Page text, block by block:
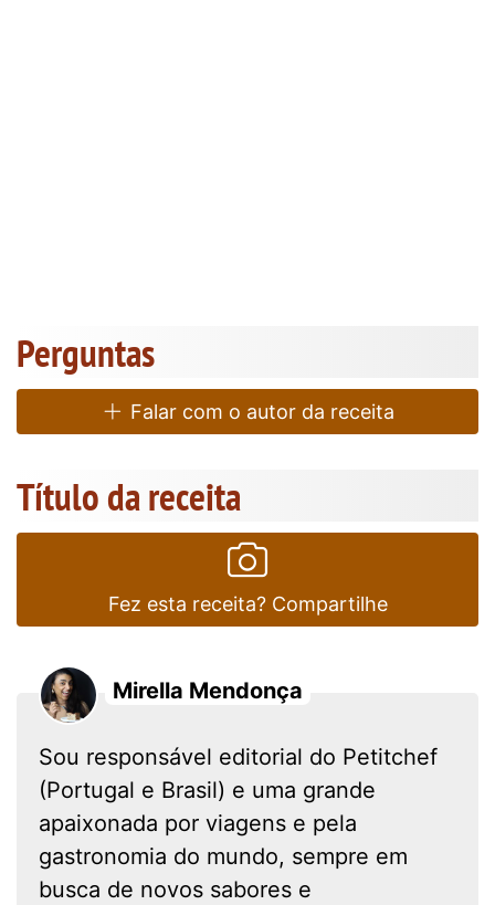
Perguntas
Falar com o autor da receita
Título da receita
Fez esta receita? Compartilhe
Mirella Mendonça
Sou responsável editorial do Petitchef
(Portugal e Brasil) e uma grande
apaixonada por viagens e pela
gastronomia do mundo, sempre em
busca de novos sabores e